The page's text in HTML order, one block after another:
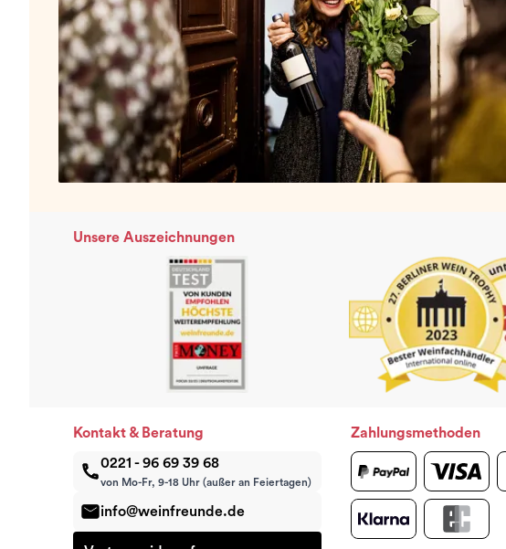
Unsere Auszeichnungen
Kontakt & Beratung
0221 - 96 69 39 68
von Mo-Fr, 9-18 Uhr (außer an Feiertagen)
info@weinfreunde.de
Zahlungsmethoden